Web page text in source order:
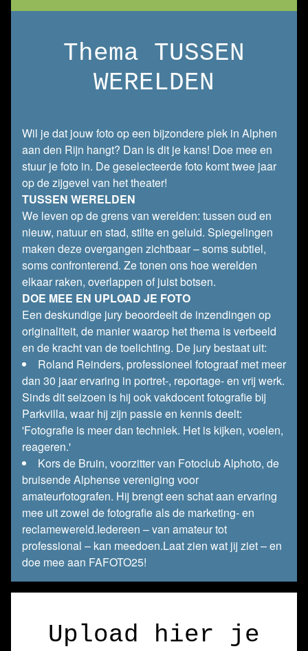
Thema TUSSEN
WERELDEN
Wil je dat jouw foto op een bijzondere plek in Alphen
aan den Rijn hangt? Dan is dit je kans! Doe mee en
stuur je foto in. De geselecteerde foto komt twee jaar
op de zijgevel van het theater!
TUSSEN WERELDEN
We leven op de grens van werelden: tussen oud en
nieuw, natuur en stad, stilte en geluid. Spiegelingen
maken deze overgangen zichtbaar – soms subtiel,
soms confronterend. Ze tonen ons hoe werelden
elkaar raken, overlappen of juist botsen.
DOE MEE EN UPLOAD JE FOTO
Een deskundige jury beoordeelt de inzendingen op
originaliteit, de manier waarop het thema is verbeeld
en de kracht van de toelichting. De jury bestaat uit:
Roland Reinders, professioneel fotograaf met meer
dan 30 jaar ervaring in portret-, reportage- en vrij werk.
Sinds dit seizoen is hij ook vakdocent fotografie bij
Parkvilla, waar hij zijn passie en kennis deelt:
'Fotografie is meer dan techniek. Het is kijken, voelen,
reageren.'
Kors de Bruin, voorzitter van Fotoclub Alphoto, de
bruisende Alphense vereniging voor
amateurfotografen. Hij brengt een schat aan ervaring
mee uit zowel de fotografie als de marketing- en
reclamewereld.Iedereen – van amateur tot
professional – kan meedoen.Laat zien wat jij ziet – en
doe mee aan FAFOTO25!
Upload hier je